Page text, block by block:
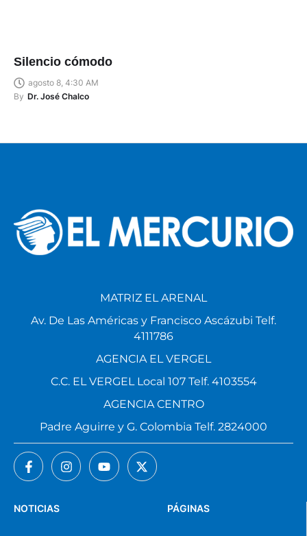
Silencio cómodo
agosto 8, 4:30 AM
By Dr. José Chalco
PÁGINAS
NOTICIAS
MATRIZ EL ARENAL
Av. De Las Américas y Francisco Ascázubi Telf.
4111786
AGENCIA EL VERGEL
C.C. EL VERGEL Local 107 Telf. 4103554
AGENCIA CENTRO
Padre Aguirre y G. Colombia Telf. 2824000